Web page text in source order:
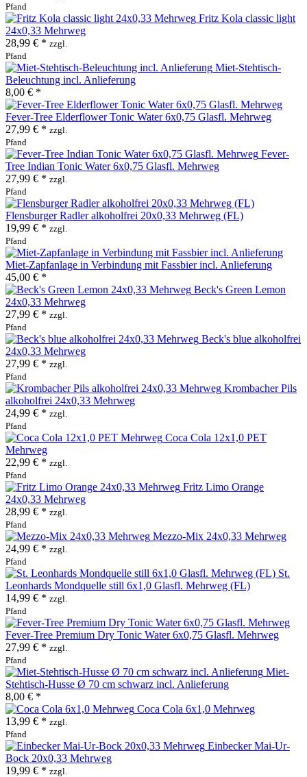
Pfand
Fritz Kola classic light
24x0,33 Mehrweg
28,99 € * zzgl.
Pfand
Miet-Stehtisch-
Beleuchtung incl. Anlieferung
8,00 € *
Fever-Tree Elderflower Tonic Water 6x0,75 Glasfl. Mehrweg
27,99 € * zzgl.
Pfand
Fever-
Tree Indian Tonic Water 6x0,75 Glasfl. Mehrweg
27,99 € * zzgl.
Pfand
Flensburger Radler alkoholfrei 20x0,33 Mehrweg (FL)
19,99 € * zzgl.
Pfand
Miet-Zapfanlage in Verbindung mit Fassbier incl. Anlieferung
45,00 € *
Beck's Green Lemon
24x0,33 Mehrweg
27,99 € * zzgl.
Pfand
Beck's blue alkoholfrei
24x0,33 Mehrweg
27,99 € * zzgl.
Pfand
Krombacher Pils
alkoholfrei 24x0,33 Mehrweg
24,99 € * zzgl.
Pfand
Coca Cola 12x1,0 PET
Mehrweg
22,99 € * zzgl.
Pfand
Fritz Limo Orange
24x0,33 Mehrweg
28,99 € * zzgl.
Pfand
Mezzo-Mix 24x0,33 Mehrweg
24,99 € * zzgl.
Pfand
St.
Leonhards Mondquelle still 6x1,0 Glasfl. Mehrweg (FL)
14,99 € * zzgl.
Pfand
Fever-Tree Premium Dry Tonic Water 6x0,75 Glasfl. Mehrweg
27,99 € * zzgl.
Pfand
Miet-
Stehtisch-Husse Ø 70 cm schwarz incl. Anlieferung
8,00 € *
Coca Cola 6x1,0 Mehrweg
13,99 € * zzgl.
Pfand
Einbecker Mai-Ur-
Bock 20x0,33 Mehrweg
19,99 € * zzgl.